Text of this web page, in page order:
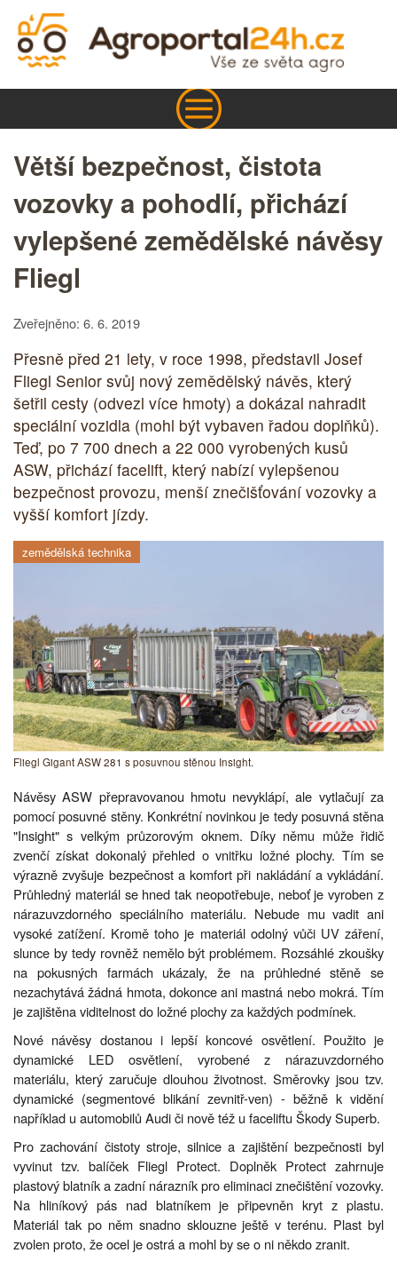
Větší bezpečnost, čistota
vozovky a pohodlí, přichází
vylepšené zemědělské návěsy
Fliegl
Zveřejněno: 6. 6. 2019
Přesně před 21 lety, v roce 1998, představil Josef
Fliegl Senior svůj nový zemědělský návěs, který
šetřil cesty (odvezl více hmoty) a dokázal nahradit
speciální vozidla (mohl být vybaven řadou doplňků).
Teď, po 7 700 dnech a 22 000 vyrobených kusů
ASW, přichází facelift, který nabízí vylepšenou
bezpečnost provozu, menší znečišťování vozovky a
vyšší komfort jízdy.
zemědělská technika
Fliegl Gigant ASW 281 s posuvnou stěnou Insight.
Návěsy ASW přepravovanou hmotu nevyklápí, ale vytlačují za
pomocí posuvné stěny. Konkrétní novinkou je tedy posuvná stěna
"Insight" s velkým průzorovým oknem. Díky němu může řidič
zvenčí získat dokonalý přehled o vnitřku ložné plochy. Tím se
výrazně zvyšuje bezpečnost a komfort při nakládání a vykládání.
Průhledný materiál se hned tak neopotřebuje, neboť je vyroben z
nárazuvzdorného speciálního materiálu. Nebude mu vadit ani
vysoké zatížení. Kromě toho je materiál odolný vůči UV záření,
slunce by tedy rovněž nemělo být problémem. Rozsáhlé zkoušky
na pokusných farmách ukázaly, že na průhledné stěně se
nezachytává žádná hmota, dokonce ani mastná nebo mokrá. Tím
je zajištěna viditelnost do ložné plochy za každých podmínek.
Nové návěsy dostanou i lepší koncové osvětlení. Použito je
dynamické LED osvětlení, vyrobené z nárazuvzdorného
materiálu, který zaručuje dlouhou životnost. Směrovky jsou tzv.
dynamické (segmentové blikání zevnitř-ven) - běžně k vidění
například u automobilů Audi či nově též u faceliftu Škody Superb.
Pro zachování čistoty stroje, silnice a zajištění bezpečnosti byl
vyvinut tzv. balíček Fliegl Protect. Doplněk Protect zahrnuje
plastový blatník a zadní nárazník pro eliminaci znečištění vozovky.
Na hliníkový pás nad blatníkem je připevněn kryt z plastu.
Materiál tak po něm snadno sklouzne ještě v terénu. Plast byl
zvolen proto, že ocel je ostrá a mohl by se o ni někdo zranit.